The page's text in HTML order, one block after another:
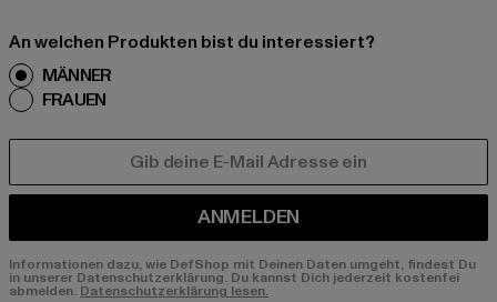
An welchen Produkten bist du interessiert?
MÄNNER
FRAUEN
ANMELDEN
Informationen dazu, wie DefShop mit Deinen Daten umgeht, findest Du
in unserer Datenschutzerklärung. Du kannst Dich jederzeit kostenfei
abmelden. Datenschutzerklärung lesen.